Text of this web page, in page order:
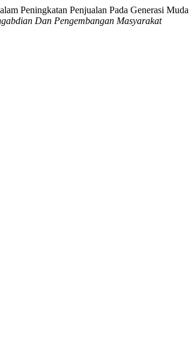
Peningkatan Penjualan Pada Generasi Muda
Dan Pengembangan Masyarakat